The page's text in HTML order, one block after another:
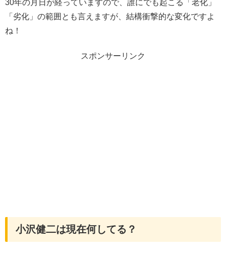
30年の月日が経っていますので、誰にでも起こる「老化」
「劣化」の範囲とも言えますが、結構衝撃的な変化ですよ
ね！
スポンサーリンク
小沢健二は現在何してる？